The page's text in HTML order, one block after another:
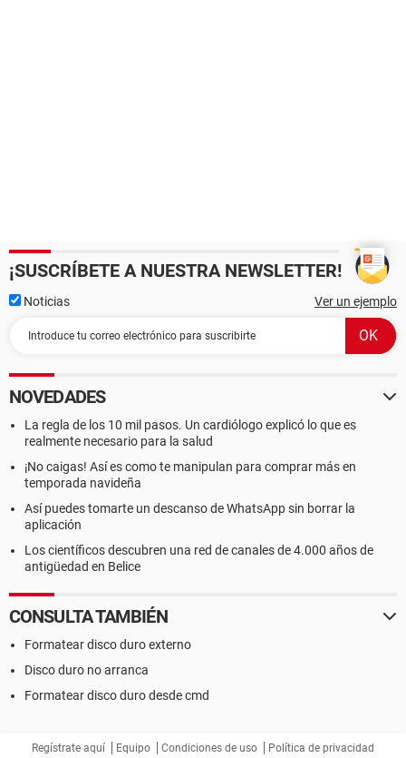
¡SUSCRÍBETE A NUESTRA NEWSLETTER!
Noticias Ver un ejemplo
NOVEDADES
La regla de los 10 mil pasos. Un cardiólogo explicó lo que es
realmente necesario para la salud
¡No caigas! Así es como te manipulan para comprar más en
temporada navideña
Así puedes tomarte un descanso de WhatsApp sin borrar la
aplicación
Los científicos descubren una red de canales de 4.000 años de
antigüedad en Belice
CONSULTA TAMBIÉN
Formatear disco duro externo
Disco duro no arranca
Formatear disco duro desde cmd
Regístrate aquí Equipo Condiciones de uso Política de privacidad